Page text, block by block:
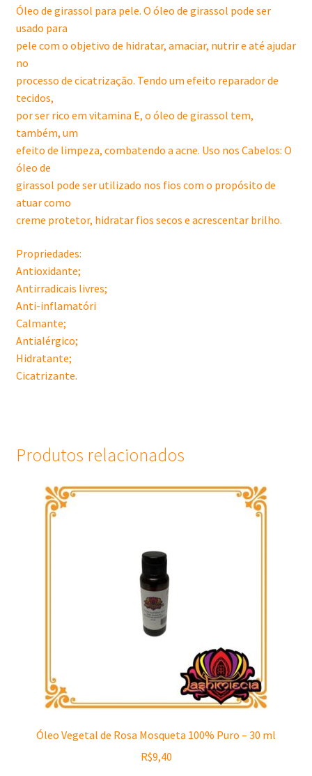
Óleo de girassol para pele. O óleo de girassol pode ser
usado para
pele com o objetivo de hidratar, amaciar, nutrir e até ajudar
no
processo de cicatrização. Tendo um efeito reparador de
tecidos,
por ser rico em vitamina E, o óleo de girassol tem,
também, um
efeito de limpeza, combatendo a acne. Uso nos Cabelos: O
óleo de
girassol pode ser utilizado nos fios com o propósito de
atuar como
creme protetor, hidratar fios secos e acrescentar brilho.
Propriedades:
Antioxidante;
Antirradicais livres;
Anti-inflamatóri
Calmante;
Antialérgico;
Hidratante;
Cicatrizante.
Produtos relacionados
Óleo Vegetal de Rosa Mosqueta 100% Puro – 30 ml
R$9,40